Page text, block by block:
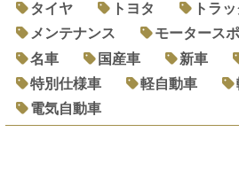
タイヤ
トヨタ トラッ
メンテナンス
モータース
名車
国産車 新車
特別仕様車
軽自動車
電気自動車